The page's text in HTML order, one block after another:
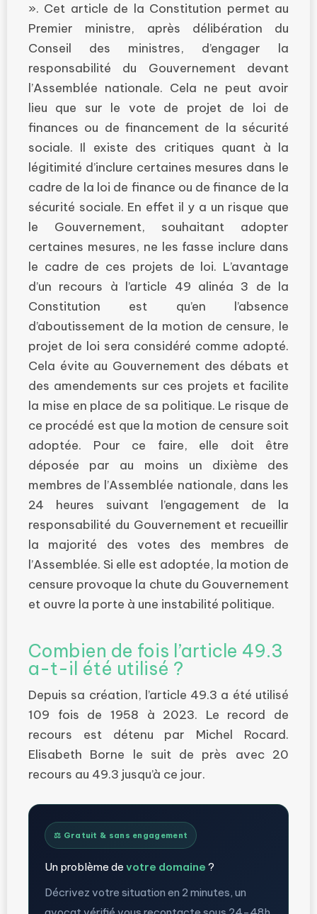
». Cet article de la Constitution permet au
Premier ministre, après délibération du
Conseil des ministres, d’engager la
responsabilité du Gouvernement devant
l’Assemblée nationale. Cela ne peut avoir
lieu que sur le vote de projet de loi de
finances ou de financement de la sécurité
sociale. Il existe des critiques quant à la
légitimité d’inclure certaines mesures dans le
cadre de la loi de finance ou de finance de la
sécurité sociale. En effet il y a un risque que
le Gouvernement, souhaitant adopter
certaines mesures, ne les fasse inclure dans
le cadre de ces projets de loi. L’avantage
d’un recours à l’article 49 alinéa 3 de la
Constitution est qu’en l’absence
d’aboutissement de la motion de censure, le
projet de loi sera considéré comme adopté.
Cela évite au Gouvernement des débats et
des amendements sur ces projets et facilite
la mise en place de sa politique. Le risque de
ce procédé est que la motion de censure soit
adoptée. Pour ce faire, elle doit être
déposée par au moins un dixième des
membres de l’Assemblée nationale, dans les
24 heures suivant l’engagement de la
responsabilité du Gouvernement et recueillir
la majorité des votes des membres de
l’Assemblée. Si elle est adoptée, la motion de
censure provoque la chute du Gouvernement
et ouvre la porte à une instabilité politique.
Combien de fois l’article 49.3
a-t-il été utilisé ?
Depuis sa création, l’article 49.3 a été utilisé
109 fois de 1958 à 2023. Le record de
recours est détenu par Michel Rocard.
Elisabeth Borne le suit de près avec 20
recours au 49.3 jusqu’à ce jour.
⚖️ Gratuit & sans engagement
Un problème de votre domaine ?
Décrivez votre situation en 2 minutes, un